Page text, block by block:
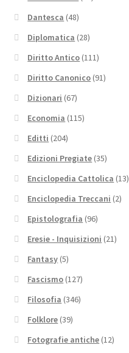
Dantesca (48)
Diplomatica (28)
Diritto Antico (111)
Diritto Canonico (91)
Dizionari (67)
Economia (115)
Editti (204)
Edizioni Pregiate (35)
Enciclopedia Cattolica (13)
Enciclopedia Treccani (2)
Epistolografia (96)
Eresie - Inquisizioni (21)
Fantasy (5)
Fascismo (127)
Filosofia (346)
Folklore (39)
Fotografie antiche (12)